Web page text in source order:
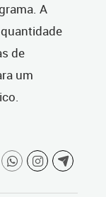
A
de
um